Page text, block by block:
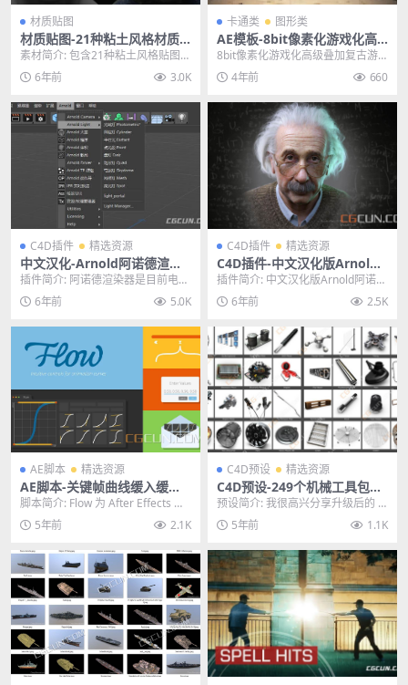
材质贴图
材质贴图-21种粘土风格材质
真实贴图纹理预设4K
素材简介: 包含21种粘土风格贴图材
质，4K分辨率，包含视频教程讲解
如何在三维软...
6年前 3.0K
卡通类 图形类
AE模板-8bit像素化游戏化高
级叠加复古游戏效果模板
8bit像素化游戏化高级叠加复古游
戏效果模板 特征： After Effects...
4年前 660
C4D插件 精选资源
中文汉化-Arnold阿诺德渲染
器插件 SolidAngle C4DtoA
3.1.0 Win替换破解版
插件简介: 阿诺德渲染器是目前电影
工业中最流行的渲染器之一，多种S
hader材质...
6年前 5.0K
C4D插件 精选资源
C4D插件-中文汉化版Arnold
阿诺德渲染器C4D插件 Arnol
d 3.2.1 中英双语
插件简介: 中文汉化版Arnold阿诺德
渲染器C4D插件 Arnold 3.2....
6年前 2.5K
AE脚本 精选资源
AE脚本-关键帧曲线缓入缓出
预设调节工具 Flow v1.4.2 Wi
n/Mac 兼容AE 2022
脚本简介: Flow 为 After Effects 带
来了一个简单的界面，用于...
5年前 2.1K
C4D预设 精选资源
C4D预设-249个机械工具包模
型预设合集 Designers Pack
预设简介: 我很高兴分享升级后的 D
esigners Pack 2.0！我们已将...
5年前 1.1K